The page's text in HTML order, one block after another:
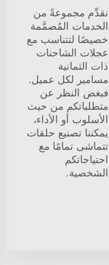
نقدِّم مجموعةً من
الخدمات المُصمَّمة
خصيصًا لتتناسب مع
عجلات الشاحنات
ذات الثمانية
مسامير لكل عميل.
فبغض النظر عن
متطلباتكم من حيث
الأسلوب أو الأداء،
يمكننا تصنيع حلقات
تتماشى تمامًا مع
احتياجاتكم
الشخصية.